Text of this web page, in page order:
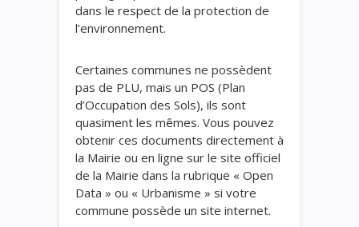
dans le respect de la protection de
l’environnement.
Certaines communes ne possèdent
pas de PLU, mais un POS (Plan
d’Occupation des Sols), ils sont
quasiment les mêmes. Vous pouvez
obtenir ces documents directement à
la Mairie ou en ligne sur le site officiel
de la Mairie dans la rubrique « Open
Data » ou « Urbanisme » si votre
commune possède un site internet.